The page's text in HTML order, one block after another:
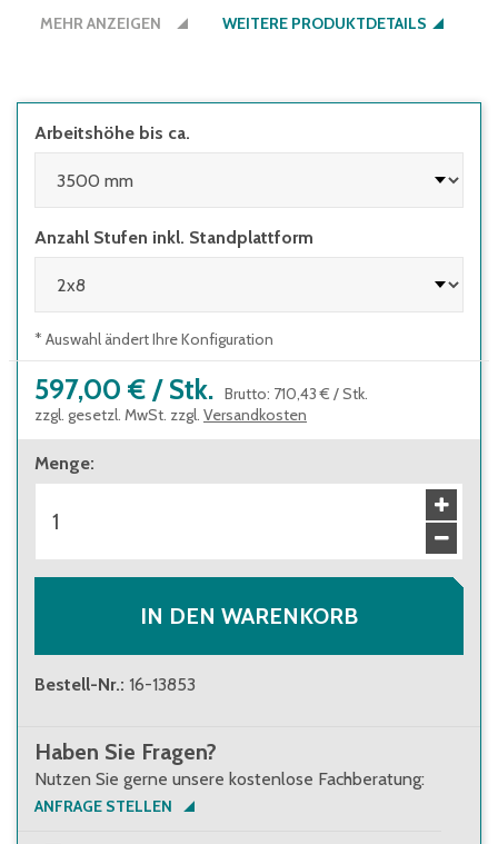
Norm DIN EN131, BetrSichV, TRBS 2121,
Stufenabstand 235 mm, Leiterneigung 20°
MEHR ANZEIGEN WEITERE PRODUKTDETAILS
Arbeitshöhe bis ca.
Anzahl Stufen inkl. Standplattform
* Auswahl ändert Ihre Konfiguration
597,00 € / Stk. Brutto: 710,43 € /Stk.
zzgl. gesetzl. MwSt. zzgl. Versandkosten
Menge:
IN DEN WARENKORB
Bestell-Nr.: 16-13853
Haben Sie Fragen?
Nutzen Sie gerne unsere kostenlose Fachberatung:
ANFRAGE STELLEN